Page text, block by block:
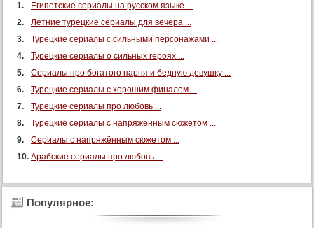
92 серия
93 серия
96 серия
97 серия
98 серия
99 серия
101 серия
102 серия
Египетские сериалы на русском языке ...
Летние турецкие сериалы для вечера ...
Турецкие сериалы с сильными персонажами ...
Турецкие сериалы о сильных героях ...
Сериалы про богатого парня и бедную девушку ...
Турецкие сериалы с хорошим финалом ...
Турецкие сериалы про любовь ...
Турецкие сериалы с напряжённым сюжетом ...
Сериалы с напряжённым сюжетом ...
Арабские сериалы про любовь ...
Популярное: